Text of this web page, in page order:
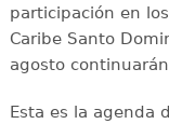
participación en
Caribe Santo
agosto
Esta es la agenda